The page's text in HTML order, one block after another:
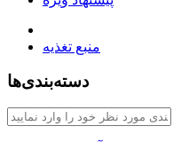
منبع تغذیه
دسته‌بندی‌ها